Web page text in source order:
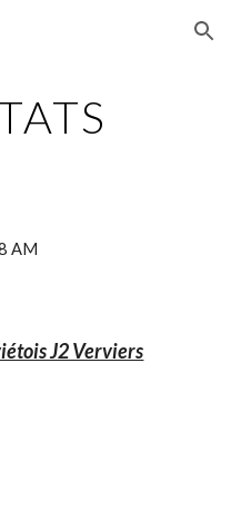
Skip to navigation
AM
J2 Verviers